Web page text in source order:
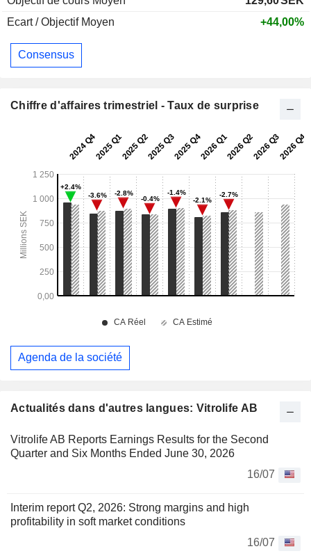
Actualités dans d'autres langues: Vitrolife AB
Vitrolife AB Reports Earnings Results for the Second
Quarter and Six Months Ended June 30, 2026
16/07
Interim report Q2, 2026: Strong margins and high
profitability in soft market conditions
16/07
Ecart / Objectif Moyen
+44,00%
Consensus
Chiffre d'affaires trimestriel - Taux de surprise
Agenda de la société